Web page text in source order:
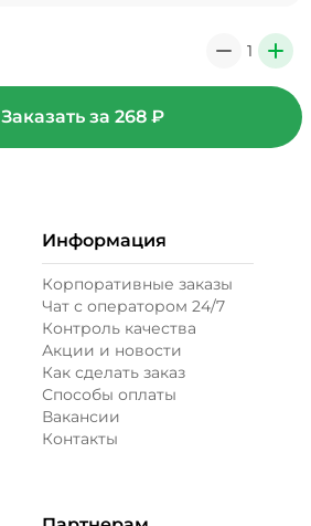
1 +
Заказать за 268₽
Информация
Корпоративные заказы
Чат с оператором 24/7
Контроль качества
Акции и новости
Как сделать заказ
Способы оплаты
Вакансии
Контакты